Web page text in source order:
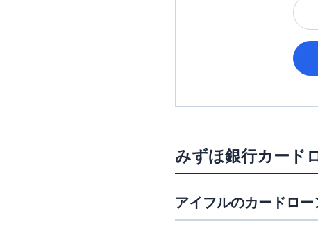
みずほ銀行カード
アイフルのカードロー